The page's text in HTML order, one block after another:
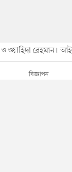
ওয়াহিদা রেহমান।